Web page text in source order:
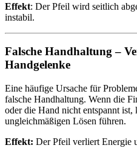
Effekt: Der Pfeil wird seitlich
instabil.
Falsche Handhaltung –
Handgelenke
Eine häufige Ursache für
falsche Handhaltung. Wenn die
oder die Hand nicht entspannt ist,
ungleichmäßigen Lösen führen.
Effekt: Der Pfeil verliert Energie